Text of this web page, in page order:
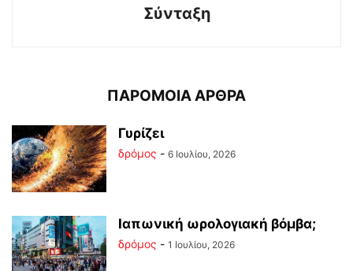
Σύνταξη
ΠΑΡΟΜΟΙΑ ΑΡΘΡΑ
Γυρίζει
δρόμος - 6 Ιουλίου, 2026
Ιαπωνική ωρολογιακή βόμβα;
δρόμος - 1 Ιουλίου, 2026